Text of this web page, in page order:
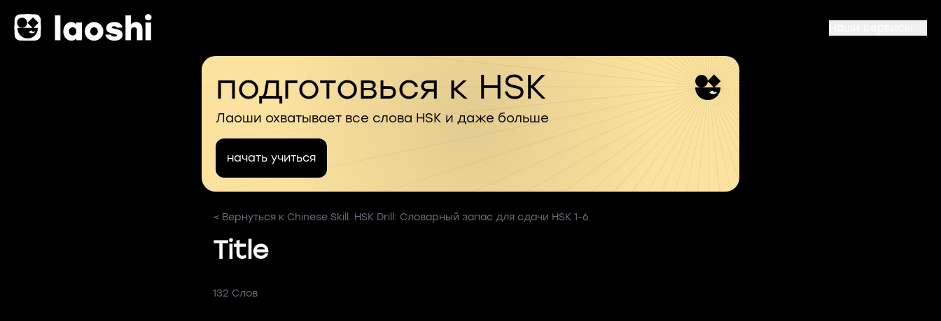
подготовься к HSK
Лаоши охватывает все слова HSK и даже больше
начать учиться
< Вернуться к Chinese Skill. HSK Drill: Словарный запас для сдачи HSK 1-6
Title
132 Слов